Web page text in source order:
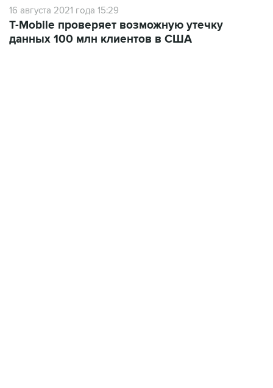
16 августа 2021 года 15:29
T-Mobile проверяет возможную утечку
данных 100 млн клиентов в США